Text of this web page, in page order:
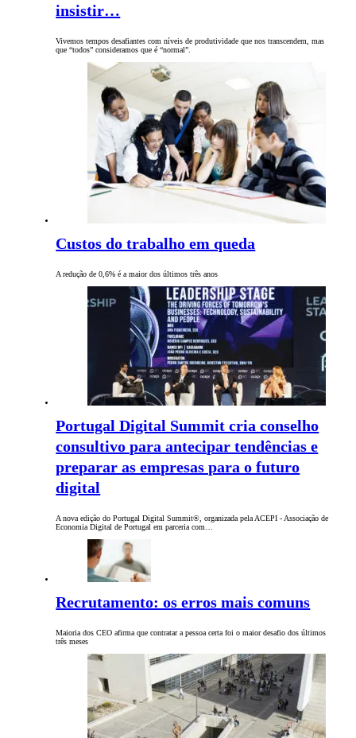
insistir…
Vivemos tempos desafiantes com níveis de produtividade que nos transcendem, mas
que “todos” consideramos que é “normal”.
Custos do trabalho em queda
A redução de 0,6% é a maior dos últimos três anos
Portugal Digital Summit cria conselho
consultivo para antecipar tendências e
preparar as empresas para o futuro
digital
A nova edição do Portugal Digital Summit®, organizada pela ACEPI - Associação de
Economia Digital de Portugal em parceria com…
Recrutamento: os erros mais comuns
Maioria dos CEO afirma que contratar a pessoa certa foi o maior desafio dos últimos
três meses